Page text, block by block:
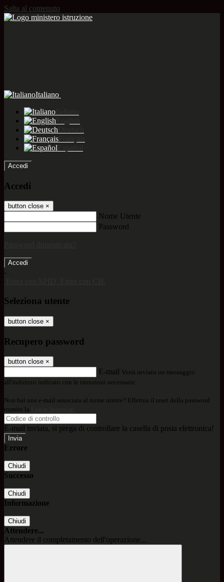
Salta al contenuto
Italiano
Accedi
Accedi
button close ×
Nome Utente
Password
-
Seleziona utente
button close ×
Recupero password
button close ×
E-mail Verrà inviato un messaggio
all'indirizzo indicato con le istruzioni necessarie.
Non hai una e-mail associata al nome utente? Effettua il reset della password
tramite la
E-mail inviata, si prega di controllare la casella di posta elettronica!
Errore
Chiudi
Successo
Chiudi
Informazione
Chiudi
Attendere...
Attendere il completamento dell'operazione...